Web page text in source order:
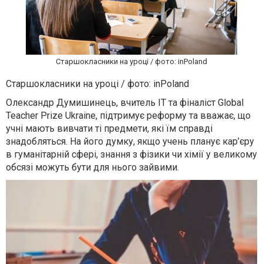
Старшокласники на уроці / фото: inPoland
Старшокласники на уроці / фото: inPoland
Олександр Думишинець, вчитель ІТ та фіналіст Global
Teacher Prize Ukraine, підтримує реформу та вважає, що
учні мають вивчати ті предмети, які їм справді
знадобляться. На його думку, якщо учень планує кар’єру
в гуманітарній сфері, знання з фізики чи хімії у великому
обсязі можуть бути для нього зайвими.